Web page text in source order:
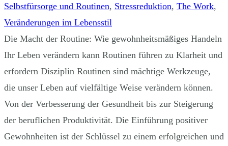
Selbstfürsorge und Routinen, Stressreduktion, The Work,
Veränderungen im Lebensstil
Die Macht der Routine: Wie gewohnheitsmäßiges Handeln
Ihr Leben verändern kann Routinen führen zu Klarheit und
erfordern Disziplin Routinen sind mächtige Werkzeuge,
die unser Leben auf vielfältige Weise verändern können.
Von der Verbesserung der Gesundheit bis zur Steigerung
der beruflichen Produktivität. Die Einführung positiver
Gewohnheiten ist der Schlüssel zu einem erfolgreichen und